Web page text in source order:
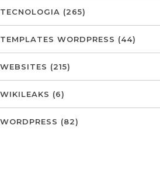
TECNOLOGIA (265)
TEMPLATES WORDPRESS (44)
WEBSITES (215)
WIKILEAKS (6)
WORDPRESS (82)